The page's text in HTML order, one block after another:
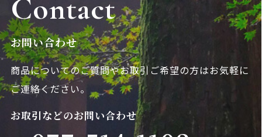
Contact
お問い合わせ
商品についてのご質問やお取引ご希望の方はお気軽に
ご連絡ください。
お取引などのお問い合わせ